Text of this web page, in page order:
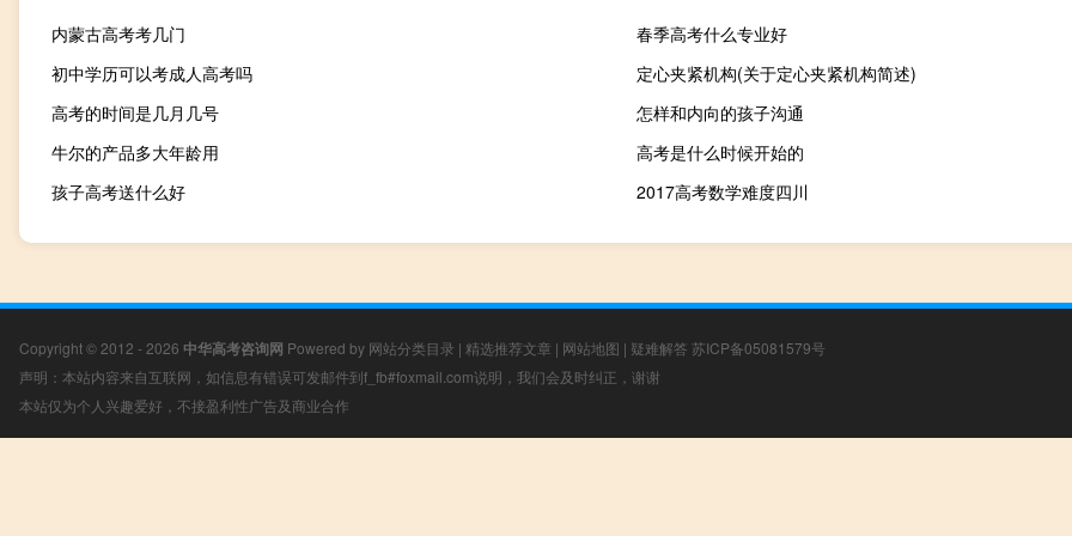
内蒙古高考考几门
春季高考什么专业好
初中学历可以考成人高考吗
定心夹紧机构(关于定心夹紧机构简述)
高考的时间是几月几号
怎样和内向的孩子沟通
牛尔的产品多大年龄用
高考是什么时候开始的
孩子高考送什么好
2017高考数学难度四川
Copyright © 2012 - 2026 中华高考咨询网 Powered by 网站分类目录 | 精选推荐文章 | 网站地图 | 疑难解答 苏ICP备05081579号
声明：本站内容来自互联网，如信息有错误可发邮件到f_fb#foxmail.com说明，我们会及时纠正，谢谢
本站仅为个人兴趣爱好，不接盈利性广告及商业合作